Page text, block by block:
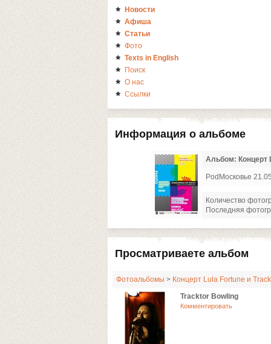
Новости
Афиша
Статьи
Фото
Texts in English
Поиск
О нас
Ссылки
Информация о альбоме
Альбом: Концерт
PodМосковье
Количество
Последняя
Просматриваете альбом
Фотоальбомы > Концерт Lula Fortune и
Tracktor Bowling
Комментировать